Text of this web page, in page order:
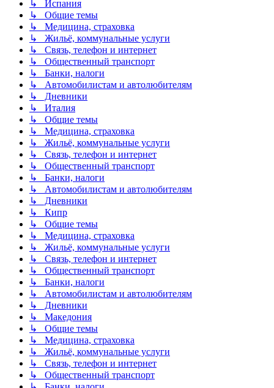
↳ Испания
↳ Общие темы
↳ Медицина, страховка
↳ Жильё, коммунальные услуги
↳ Связь, телефон и интернет
↳ Общественный транспорт
↳ Банки, налоги
↳ Автомобилистам и автолюбителям
↳ Дневники
↳ Италия
↳ Общие темы
↳ Медицина, страховка
↳ Жильё, коммунальные услуги
↳ Связь, телефон и интернет
↳ Общественный транспорт
↳ Банки, налоги
↳ Автомобилистам и автолюбителям
↳ Дневники
↳ Кипр
↳ Общие темы
↳ Медицина, страховка
↳ Жильё, коммунальные услуги
↳ Связь, телефон и интернет
↳ Общественный транспорт
↳ Банки, налоги
↳ Автомобилистам и автолюбителям
↳ Дневники
↳ Македония
↳ Общие темы
↳ Медицина, страховка
↳ Жильё, коммунальные услуги
↳ Связь, телефон и интернет
↳ Общественный транспорт